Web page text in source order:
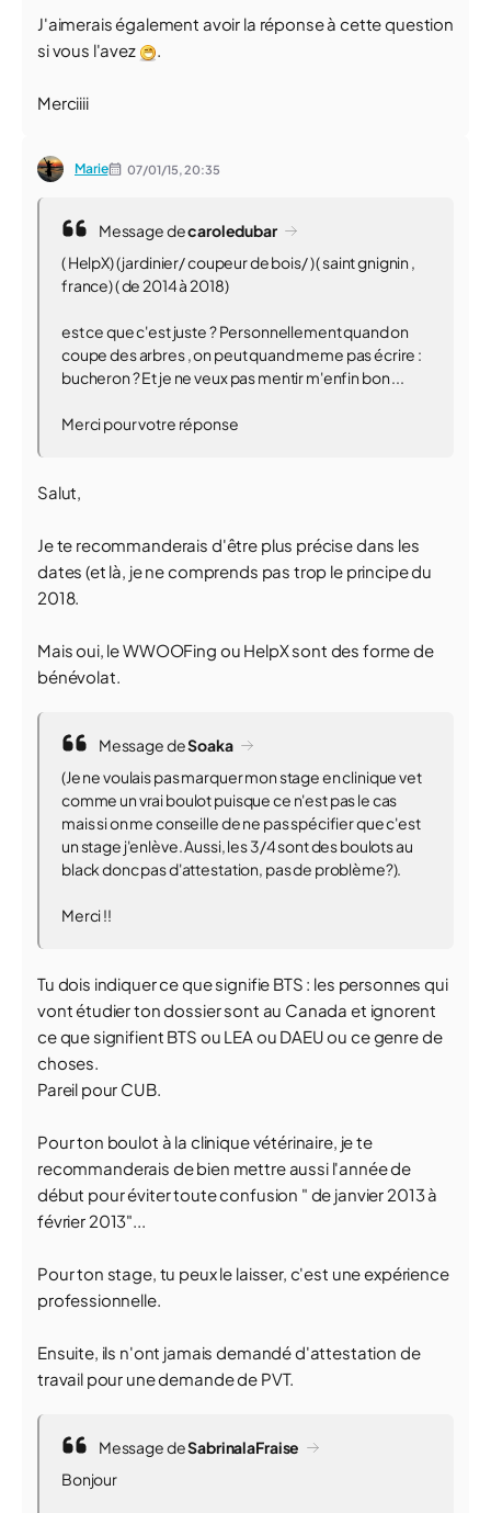
J'aimerais également avoir la réponse à cette question
si vous l'avez
.
Merciiii
Marie 07/01/15,20:35
Message decaroledubar
( HelpX) ( jardinier/ coupeur de bois/ ) ( saint gnignin ,
france) ( de 2014 à 2018)
est ce que c'est juste ? Personnellement quand on
coupe des arbres , on peut quand meme pas écrire :
bucheron ? Et je ne veux pas mentir m'enfin bon ...
Merci pour votre réponse
Salut,
Je te recommanderais d'être plus précise dans les
dates (et là, je ne comprends pas trop le principe du
2018.
Mais oui, le WWOOFing ou HelpX sont des forme de
bénévolat.
Message deSoaka
(Je ne voulais pas marquer mon stage en clinique vet
comme un vrai boulot puisque ce n'est pas le cas
mais si on me conseille de ne pas spécifier que c'est
un stage j'enlève. Aussi, les 3/4 sont des boulots au
black donc pas d'attestation, pas de problème?).
Merci !!
Tu dois indiquer ce que signifie BTS : les personnes qui
vont étudier ton dossier sont au Canada et ignorent
ce que signifient BTS ou LEA ou DAEU ou ce genre de
choses.
Pareil pour CUB.
Pour ton boulot à la clinique vétérinaire, je te
recommanderais de bien mettre aussi l'année de
début pour éviter toute confusion " de janvier 2013 à
février 2013"...
Pour ton stage, tu peux le laisser, c'est une expérience
professionnelle.
Ensuite, ils n'ont jamais demandé d'attestation de
travail pour une demande de PVT.
Message deSabrinalaFraise
Bonjour